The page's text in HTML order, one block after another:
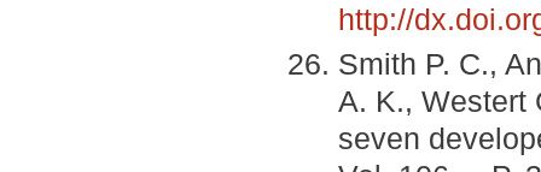
http://
Smith P. C.,
A. K., Westert
seven